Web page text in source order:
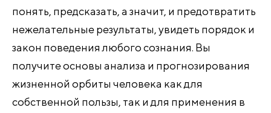
понять, предсказать, а значит, и предотвратить
нежелательные результаты, увидеть порядок и
закон поведения любого сознания. Вы
получите основы анализа и прогнозирования
жизненной орбиты человека как для
собственной пользы, так и для применения в